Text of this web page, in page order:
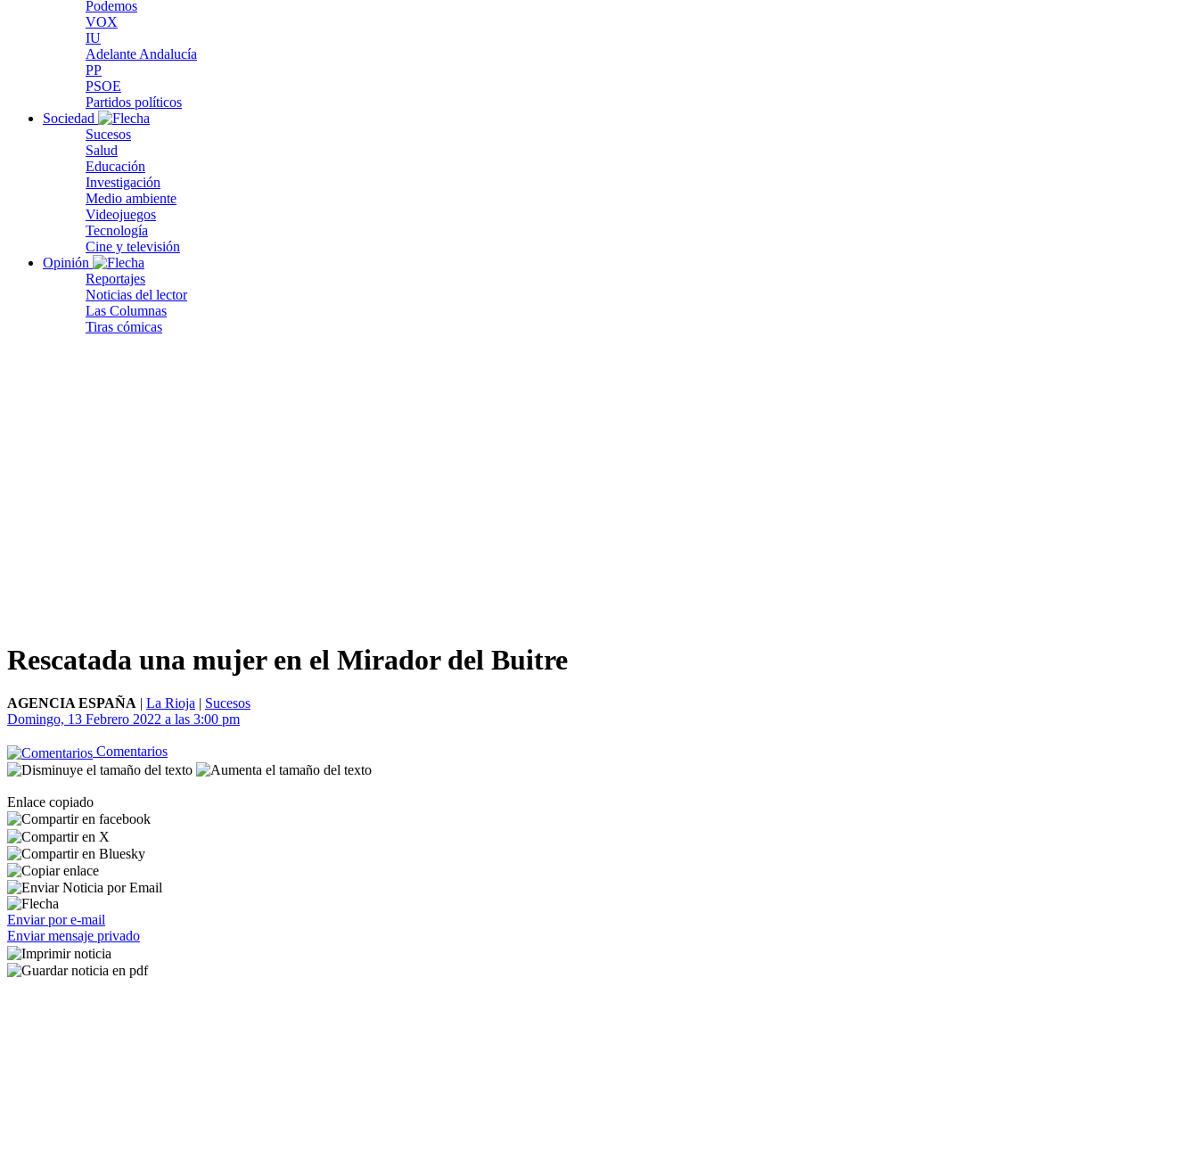
Podemos
VOX
IU
Adelante Andalucía
PP
PSOE
Partidos políticos
Sociedad
Sucesos
Salud
Educación
Investigación
Medio ambiente
Videojuegos
Tecnología
Cine y televisión
Opinión
Reportajes
Noticias del lector
Las Columnas
Tiras cómicas
Rescatada una mujer en el Mirador del Buitre
AGENCIA ESPAÑA | La Rioja | Sucesos
Domingo, 13 Febrero 2022 a las 3:00 pm
Comentarios
Enlace copiado
Enviar por e-mail
Enviar mensaje privado